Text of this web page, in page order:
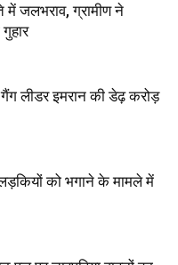
में जलभराव, ग्रामीण ने
लीडर इमरान की डेढ़ करोड़
लड़कियों को भगाने के मामले में